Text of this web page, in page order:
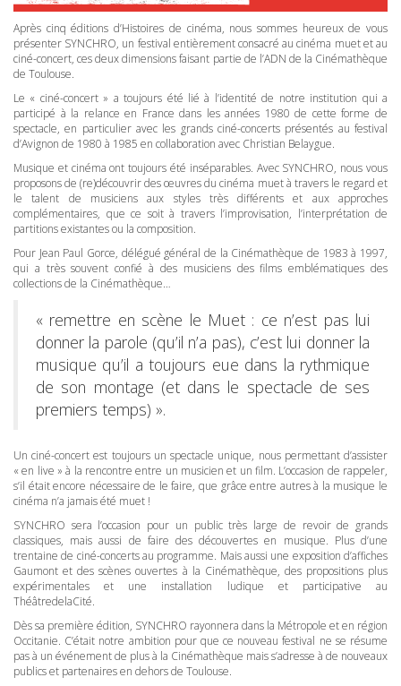
Après cinq éditions d’Histoires de cinéma, nous sommes heureux de vous
présenter SYNCHRO, un festival entièrement consacré au cinéma muet et au
ciné-concert, ces deux dimensions faisant partie de l’ADN de la Cinémathèque
de Toulouse.
Le « ciné-concert » a toujours été lié à l’identité de notre institution qui a
participé à la relance en France dans les années 1980 de cette forme de
spectacle, en particulier avec les grands ciné-concerts présentés au festival
d’Avignon de 1980 à 1985 en collaboration avec Christian Belaygue.
Musique et cinéma ont toujours été inséparables. Avec SYNCHRO, nous vous
proposons de (re)découvrir des œuvres du cinéma muet à travers le regard et
le talent de musiciens aux styles très différents et aux approches
complémentaires, que ce soit à travers l’improvisation, l’interprétation de
partitions existantes ou la composition.
Pour Jean Paul Gorce, délégué général de la Cinémathèque de 1983 à 1997,
qui a très souvent confié à des musiciens des films emblématiques des
collections de la Cinémathèque…
« remettre en scène le Muet : ce n’est pas lui
donner la parole (qu’il n’a pas), c’est lui donner la
musique qu’il a toujours eue dans la rythmique
de son montage (et dans le spectacle de ses
premiers temps) ».
Un ciné-concert est toujours un spectacle unique, nous permettant d’assister
« en live » à la rencontre entre un musicien et un film. L’occasion de rappeler,
s’il était encore nécessaire de le faire, que grâce entre autres à la musique le
cinéma n’a jamais été muet !
SYNCHRO sera l’occasion pour un public très large de revoir de grands
classiques, mais aussi de faire des découvertes en musique. Plus d’une
trentaine de ciné-concerts au programme. Mais aussi une exposition d’affiches
Gaumont et des scènes ouvertes à la Cinémathèque, des propositions plus
expérimentales et une installation ludique et participative au
ThéâtredelaCité.
Dès sa première édition, SYNCHRO rayonnera dans la Métropole et en région
Occitanie. C’était notre ambition pour que ce nouveau festival ne se résume
pas à un événement de plus à la Cinémathèque mais s’adresse à de nouveaux
publics et partenaires en dehors de Toulouse.